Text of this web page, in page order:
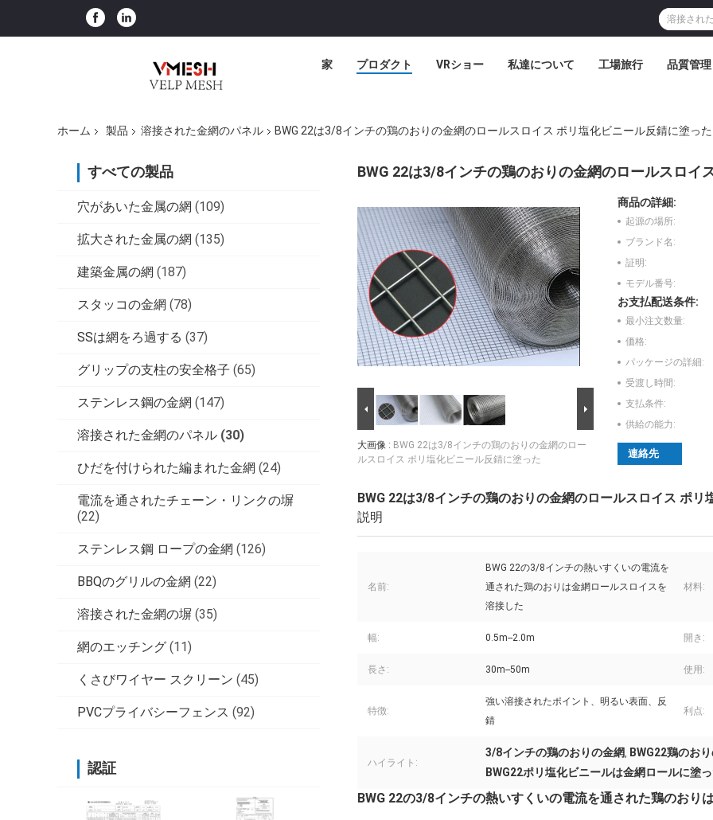
家 プロダクト VRショー 私達について 工場旅行 品質管理
ホーム 製品 溶接された金網のパネル BWG 22は3/8インチの鶏のおりの金網のロールスロイス ポリ塩化ビニール反錆に塗った
すべての製品
穴があいた金属の網 (109)
拡大された金属の網 (135)
建築金属の網 (187)
スタッコの金網 (78)
SSは網をろ過する (37)
グリップの支柱の安全格子 (65)
ステンレス鋼の金網 (147)
溶接された金網のパネル (30)
ひだを付けられた編まれた金網 (24)
電流を通されたチェーン・リンクの塀
(22)
ステンレス鋼 ロープの金網 (126)
BBQのグリルの金網 (22)
溶接された金網の塀 (35)
網のエッチング (11)
くさびワイヤー スクリーン (45)
PVCプライバシーフェンス (92)
認証
BWG 22は3/8インチの鶏のおりの金網のロールスロイ
大画像 : BWG 22は3/8インチの鶏のおりの金網のロー
ルスロイス ポリ塩化ビニール反錆に塗った
商品の詳細:
起源の場所:
ブランド名:
証明:
モデル番号:
お支払配送条件:
最小注文数量:
価格:
パッケージの詳細:
受渡し時間:
支払条件:
供給の能力:
連絡先
BWG 22は3/8インチの鶏のおりの金網のロールスロイス ポリ
説明
名前:
BWG 22の3/8インチの熱いすくいの電流を
通された鶏のおりは金網ロールスロイスを
溶接した
材料:
幅: 0.5m--2.0m 開き:
長さ: 30m--50m 使用:
特徴:
強い溶接されたポイント、明るい表面、反
錆
利点:
ハイライト:
3/8インチの鶏のおりの金網, BWG22鶏のお
BWG22ポリ塩化ビニールは金網ロールに塗
BWG 22の3/8インチの熱いすくいの電流を通された鶏のおり